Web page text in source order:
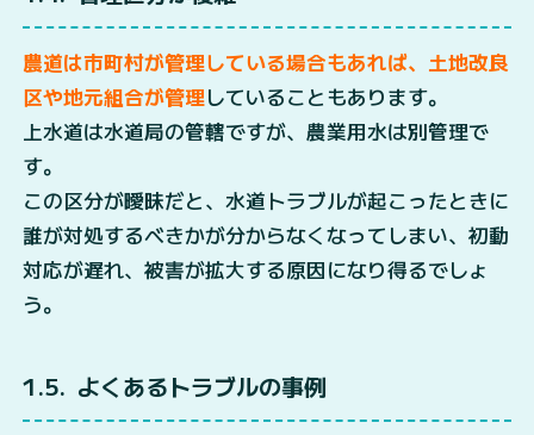
農道は市町村が管理している場合もあれば、土地改良
区や地元組合が管理していることもあります。
上水道は水道局の管轄ですが、農業用水は別管理で
す。
この区分が曖昧だと、水道トラブルが起こったときに
誰が対処するべきかが分からなくなってしまい、初動
対応が遅れ、被害が拡大する原因になり得るでしょ
う。
1.5 よくあるトラブルの事例